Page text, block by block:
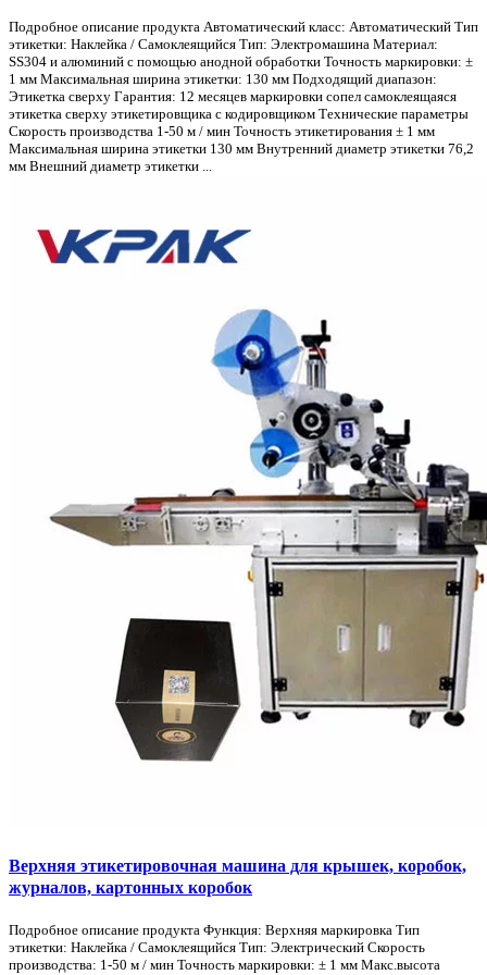
Подробное описание продукта Автоматический класс: Автоматический Тип
этикетки: Наклейка / Самоклеящийся Тип: Электромашина Материал:
SS304 и алюминий с помощью анодной обработки Точность маркировки: ±
1 мм Максимальная ширина этикетки: 130 мм Подходящий диапазон:
Этикетка сверху Гарантия: 12 месяцев маркировки сопел самоклеящаяся
этикетка сверху этикетировщика с кодировщиком Технические параметры
Скорость производства 1-50 м / мин Точность этикетирования ± 1 мм
Максимальная ширина этикетки 130 мм Внутренний диаметр этикетки 76,2
мм Внешний диаметр этикетки ...
Верхняя этикетировочная машина для крышек, коробок,
журналов, картонных коробок
Подробное описание продукта Функция: Верхняя маркировка Тип
этикетки: Наклейка / Самоклеящийся Тип: Электрический Скорость
производства: 1-50 м / мин Точность маркировки: ± 1 мм Макс.высота